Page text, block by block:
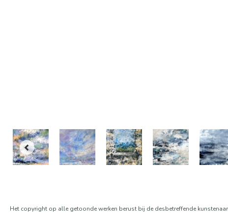
Het copyright op alle getoonde werken berust bij de desbetreffende